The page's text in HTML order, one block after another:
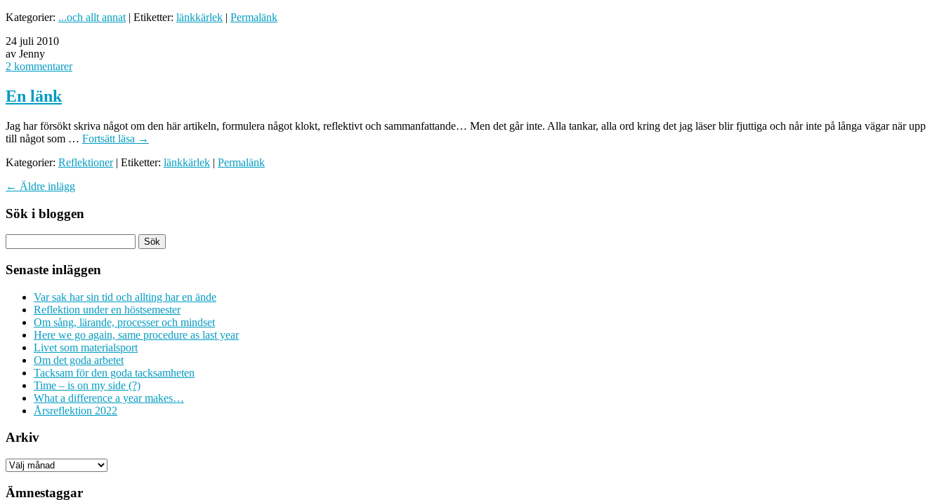
Kategorier: ...och allt annat | Etiketter: länkkärlek | Permalänk
24 juli 2010
av Jenny
2 kommentarer
En länk
Jag har försökt skriva något om den här artikeln, formulera något klokt, reflektivt och sammanfattande… Men det går inte. Alla tankar, alla ord kring det jag läser blir fjuttiga och når inte på långa vägar när upp
till något som … Fortsätt läsa →
Kategorier: Reflektioner| Etiketter: länkkärlek | Permalänk
← Äldre inlägg
Sök i bloggen
Senaste inläggen
Var sak har sin tid och allting har en ände
Reflektion under en höstsemester
Om sång, lärande, processer och mindset
Here we go again, same procedure as last year
Livet som materialsport
Om det goda arbetet
Tacksam för den goda tacksamheten
Time – is on my side (?)
What a difference a year makes…
Årsreflektion 2022
Arkiv
Arkiv
Ämnestaggar